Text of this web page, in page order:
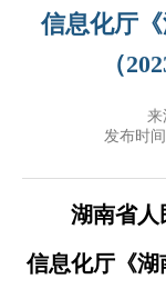
信息化厅
（
发布时
湖南省人
信息化厅《湖